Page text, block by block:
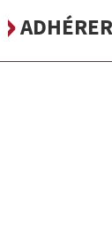
ADHÉRER